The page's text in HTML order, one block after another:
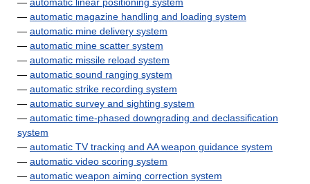
— automatic magazine handling and loading system
— automatic mine delivery system
— automatic mine scatter system
— automatic missile reload system
— automatic sound ranging system
— automatic strike recording system
— automatic survey and sighting system
— automatic time-phased downgrading and declassification
system
— automatic TV tracking and AA weapon guidance system
— automatic video scoring system
— automatic weapon aiming correction system